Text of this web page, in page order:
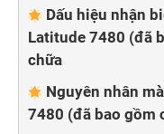
Dấu hiệu nhận
Latitude 7480 (đã
chữa
Nguyên nhân
7480 (đã bao gồm